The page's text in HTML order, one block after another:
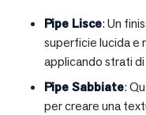
Pipe Lisce: Un
superficie lucida e
applicando strati
Pipe Sabbiate:
per creare una